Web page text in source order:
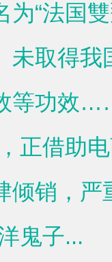
为“法国
未取得
等功效
正借助
倾销，
鬼子...